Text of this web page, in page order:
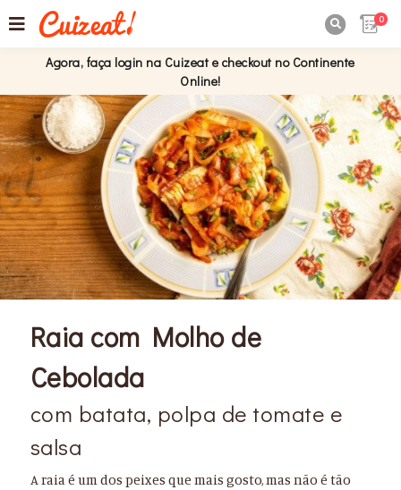
0
Agora, faça login na Cuizeat e checkout no Continente
Online!
Raia com Molho de
Cebolada
com batata, polpa de tomate e
salsa
A raia é um dos peixes que mais gosto, mas não é tão